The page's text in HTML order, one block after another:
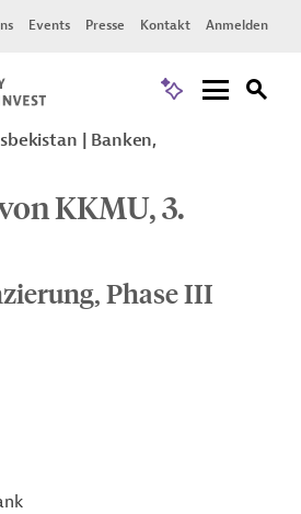
Events Presse Kontakt Anmelden
Banken,
KKMU, 3.
Phase III